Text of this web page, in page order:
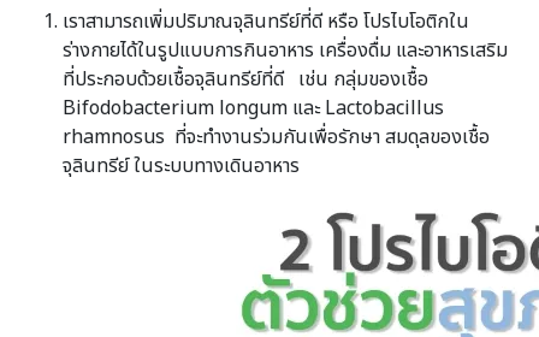
เราสามารถเพิ่มปริมาณจุลินทรีย์ที่ดี หรือ โปรไบโอติกใน
ร่างกายได้ในรูปแบบการกินอาหาร เครื่องดื่ม และอาหารเสริม
ที่ประกอบด้วยเชื้อจุลินทรีย์ที่ดี เช่น กลุ่มของเชื้อ
Bifodobacterium longum และ Lactobacillus
rhamnosus ที่จะทำงานร่วมกันเพื่อรักษา สมดุลของเชื้อ
จุลินทรีย์ ในระบบทางเดินอาหาร